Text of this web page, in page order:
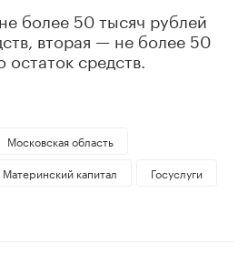
более 50 тысяч рублей
вторая — не более 50
средств.
Московская область
Материнский капитал
Госуслуги